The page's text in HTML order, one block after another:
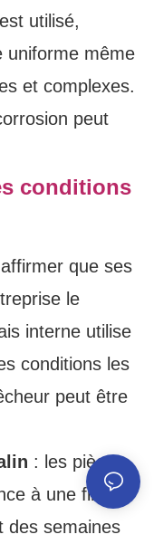
utilisé,
uniforme même
et complexes.
peut
conditions
que ses
le
interne utilise
conditions les
peut être
: les pièces
à une fine
des semaines